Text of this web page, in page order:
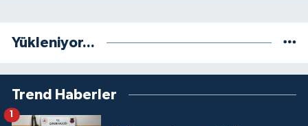
Yükleniyor...
Trend Haberler
1